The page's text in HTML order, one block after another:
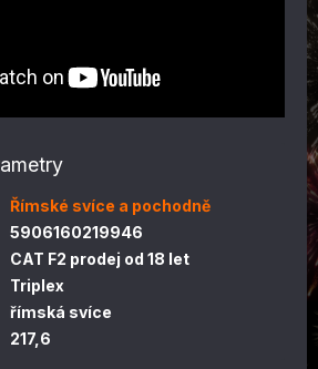
Římské svíce a pochodně
5906160219946
CAT F2 prodej od 18 let
Triplex
římská svíce
217,6